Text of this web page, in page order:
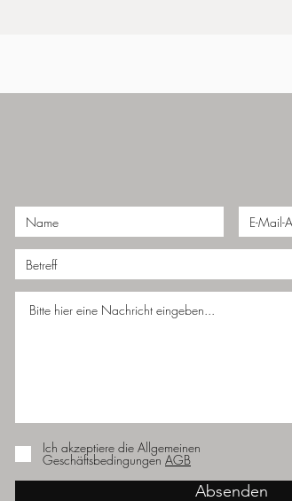
Ich akzeptiere die Allgemeinen
Geschäftsbedingungen AGB
Absenden